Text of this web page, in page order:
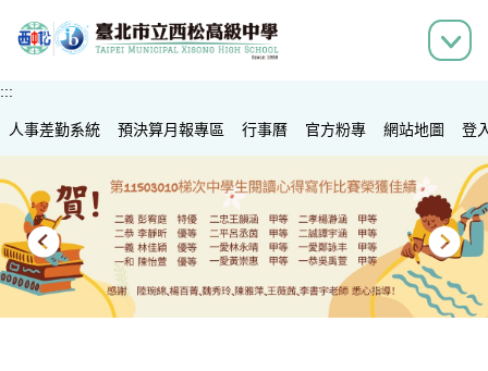
到
容
區
:::
人事差勤系統 預決算月報專區 行事曆 官方粉專 網站地圖 登